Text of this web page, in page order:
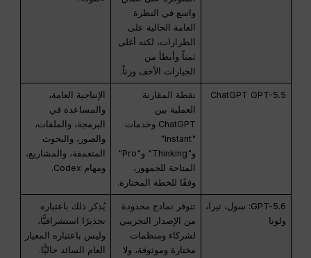
واسع في النظرة
العامة الحالية على
الطرازات، لكنه أغلى
ثمناً وأبطأ من
الخيارات الأخف وزناً.
ChatGPT GPT-5.5
نقطة المقارنة
العملية بين
ChatGPT وخدمات
"Instant"
و"Thinking" و"Pro"
المتاحة للجمهور،
وفقًا للخطة المختارة.
الإنتاجية العامة،
والمساعدة في
البرمجة، والملفات،
والصور، والبحوث
المتعمقة، والمشاريع،
ومهام Codex.
GPT-5.6: سول، تيرا،
ولونا
تتوفر نماذج محدودة
من الإصدار التجريبي
لشركاء ومنظمات
مختارة وموثوقة، ولا
يُذكر ذلك باعتباره
تحذيرًا استشرافيًّا،
وليس باعتباره المعيار
العام السائد حاليًّا.